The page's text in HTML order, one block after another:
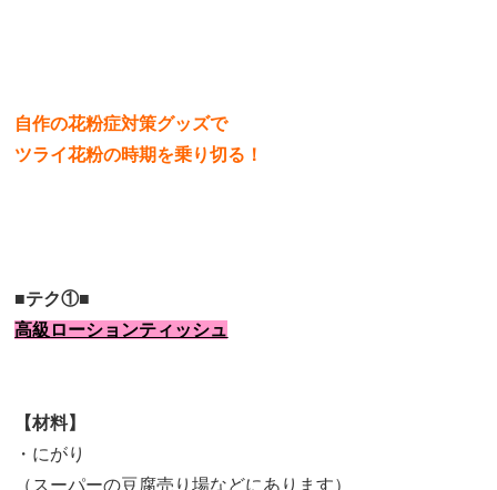
自作の花粉症対策グッズで
ツライ花粉の時期を乗り切る！
■テク①■
高級 ローションティッシュ
【材料】
・にがり
（スーパーの豆腐売り場などにあります）